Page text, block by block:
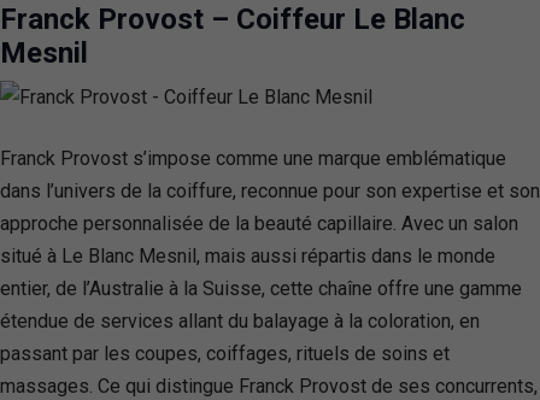
Franck Provost – Coiffeur Le Blanc
Mesnil
Franck Provost s’impose comme une marque emblématique
dans l’univers de la coiffure, reconnue pour son expertise et son
approche personnalisée de la beauté capillaire. Avec un salon
situé à Le Blanc Mesnil, mais aussi répartis dans le monde
entier, de l’Australie à la Suisse, cette chaîne offre une gamme
étendue de services allant du balayage à la coloration, en
passant par les coupes, coiffages, rituels de soins et
massages. Ce qui distingue Franck Provost de ses concurrents,